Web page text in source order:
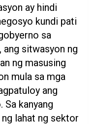
ay hindi
kundi pati
sa
ang sitwasyon ng
ng masusing
mula sa mga
ang
kanyang
lahat ng sektor